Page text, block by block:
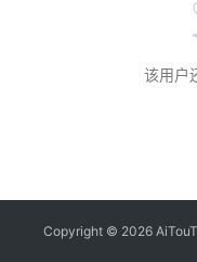
该用户
Copyright © 2026